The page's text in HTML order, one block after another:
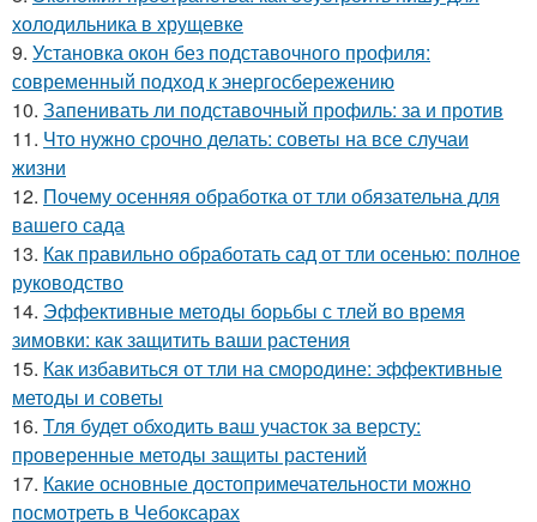
холодильника в хрущевке
9. Установка окон без подставочного профиля:
современный подход к энергосбережению
10. Запенивать ли подставочный профиль: за и против
11. Что нужно срочно делать: советы на все случаи
жизни
12. Почему осенняя обработка от тли обязательна для
вашего сада
13. Как правильно обработать сад от тли осенью: полное
руководство
14. Эффективные методы борьбы с тлей во время
зимовки: как защитить ваши растения
15. Как избавиться от тли на смородине: эффективные
методы и советы
16. Тля будет обходить ваш участок за версту:
проверенные методы защиты растений
17. Какие основные достопримечательности можно
посмотреть в Чебоксарах